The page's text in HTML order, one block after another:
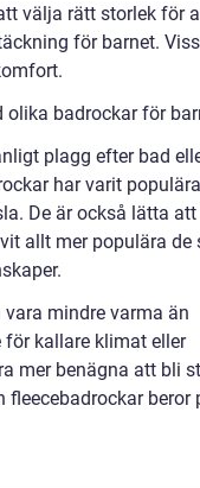
välja rätt storlek för
för barnet.
olika badrockar för
plagg efter bad
har varit
De är också lätta
allt mer populära de
mindre varma än
för kallare klimat eller
mer benägna att bli
beror